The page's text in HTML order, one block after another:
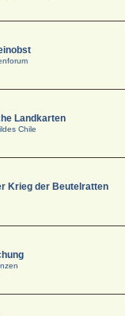
Landkarten
Chile
Krieg der Beutelratten